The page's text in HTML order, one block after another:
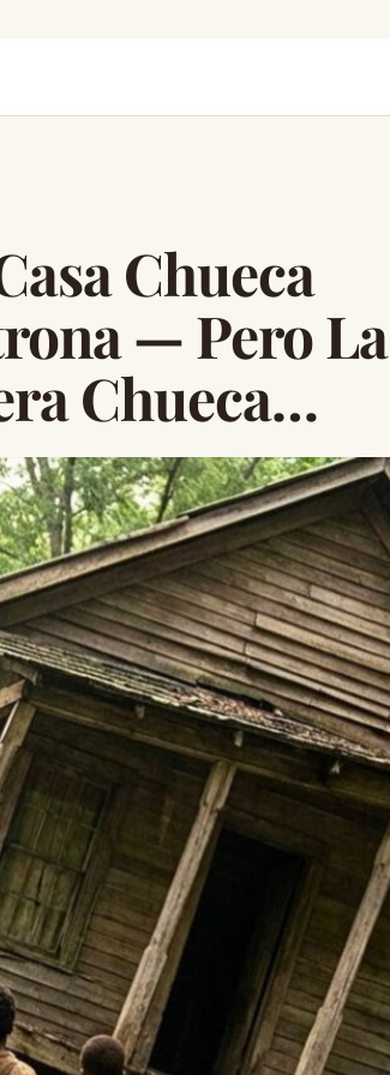
Chueca
— Pero La
Chueca…